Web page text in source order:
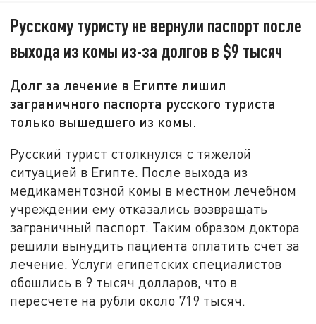
Русскому туристу не вернули паспорт после
выхода из комы из-за долгов в $9 тысяч
Долг за лечение в Египте лишил
заграничного паспорта русского туриста
только вышедшего из комы.
Русский турист столкнулся с тяжелой
ситуацией в Египте. После выхода из
медикаментозной комы в местном лечебном
учреждении ему отказались возвращать
заграничный паспорт. Таким образом доктора
решили вынудить пациента оплатить счет за
лечение. Услуги египетских специалистов
обошлись в 9 тысяч долларов, что в
пересчете на рубли около 719 тысяч.